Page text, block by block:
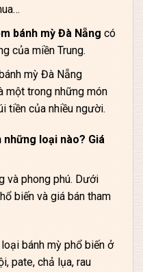
bánh mỳ Đà Nẵng có
của miền Trung.
mỳ Đà Nẵng
một trong những món
tiền của nhiều người.
những loại nào? Giá
và phong phú. Dưới
biến và giá bán tham
bánh mỳ phổ biến ở
pate, chả lụa, rau